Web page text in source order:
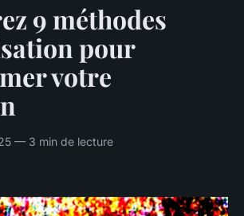
9 méthodes
pour
votre
— 3 min de lecture